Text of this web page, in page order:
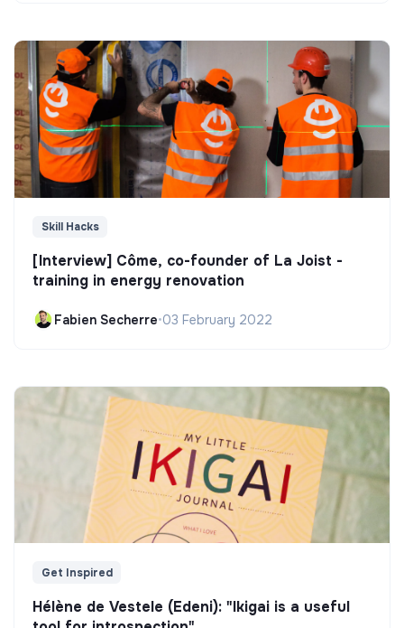
Skill Hacks
[Interview] Côme, co-founder of La Joist -
training in energy renovation
Fabien Secherre•03 February 2022
Get Inspired
Hélène de Vestele (Edeni): "Ikigai is a useful